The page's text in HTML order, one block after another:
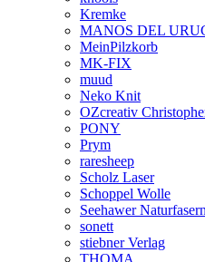
Kremke
MANOS DEL
MeinPilzkorb
MK-FIX
muud
Neko Knit
OZcreativ
PONY
Prym
raresheep
Scholz Laser
Schoppel Wolle
Seehawer Naturfasern
sonett
stiebner Verlag
THOMA